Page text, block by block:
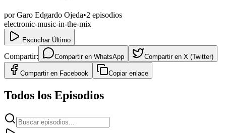
porGaro Edgardo Ojeda•2 episodios
electronic-music-in-the-mix
Escuchar Último
Compartir: Compartir en WhatsApp Compartir en X (Twitter)
Compartir en Facebook Copiar enlace
Todos los Episodios